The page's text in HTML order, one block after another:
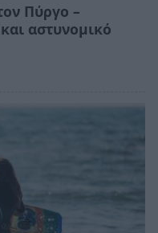
Πύργο –
αστυνομικό